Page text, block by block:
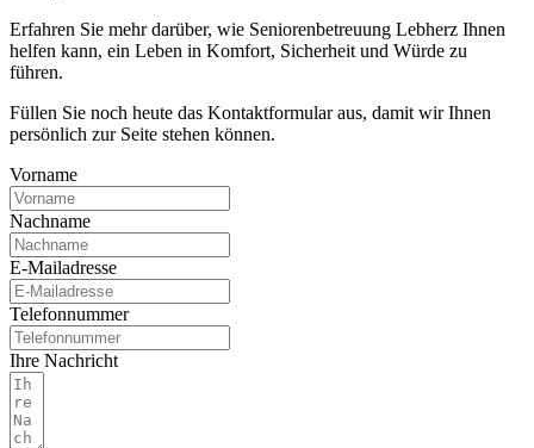
Erfahren Sie mehr darüber, wie Seniorenbetreuung Lebherz Ihnen
helfen kann, ein Leben in Komfort, Sicherheit und Würde zu
führen.
Füllen Sie noch heute das Kontaktformular aus, damit wir Ihnen
persönlich zur Seite stehen können.
Vorname
Nachname
E-Mailadresse
Telefonnummer
Ihre Nachricht